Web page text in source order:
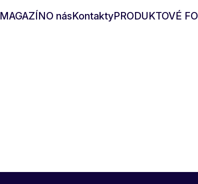
MAGAZÍNO násKontaktyPRODUKTOVÉ